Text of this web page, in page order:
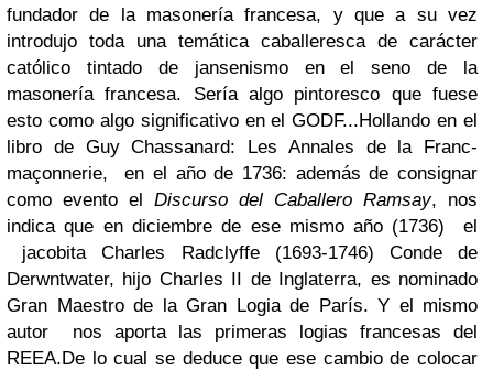
fundador de la masonería francesa, y que a su vez
introdujo toda una temática caballeresca de carácter
católico tintado de jansenismo en el seno de la
masonería francesa. Sería algo pintoresco que fuese
esto como algo significativo en el GODF...Hollando en el
libro de Guy Chassanard: Les Annales de la Franc-
maçonnerie,
en el año de 1736: además de consignar
como evento el Discurso del Caballero Ramsay, nos
indica que en diciembre de ese mismo año (1736) el
jacobita Charles Radclyffe (1693-1746) Conde de
Derwntwater, hijo Charles II de Inglaterra, es nominado
Gran Maestro de la Gran Logia de París. Y el mismo
autor nos aporta las primeras logias francesas del
REEA.De lo cual se deduce que ese cambio de colocar